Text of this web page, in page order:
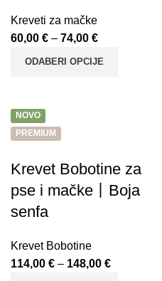
Kreveti za mačke
60,00 € – 74,00 €
ODABERI OPCIJE
NOVO
PREMIUM
Krevet Bobotine za
pse i mačke丨Boja
senfa
Krevet Bobotine
114,00 € – 148,00 €